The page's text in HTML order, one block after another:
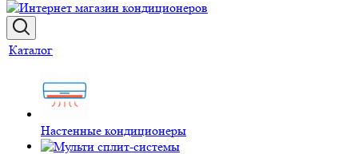
Каталог
Настенные кондиционеры